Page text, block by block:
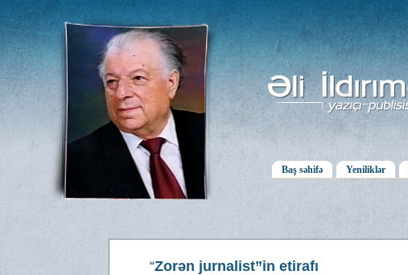
Baş səhifə Yeniliklər
“Zorən jurnalist”in etirafı